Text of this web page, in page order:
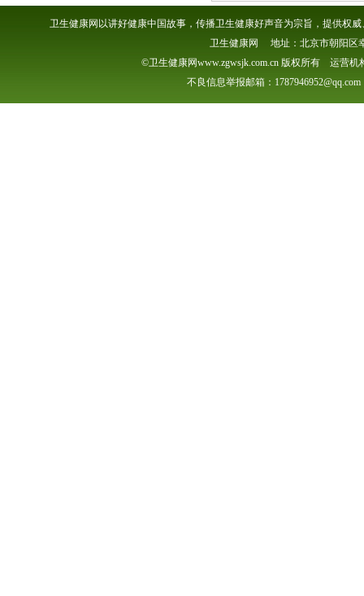
卫生健康网以讲好健康中国故事，传播卫生健康好声音为宗旨，提供权
卫生健康网 地址：北京市朝阳区
©卫生健康网www.zgwsjk.com.cn 版权所有 运营
不良信息举报邮箱：